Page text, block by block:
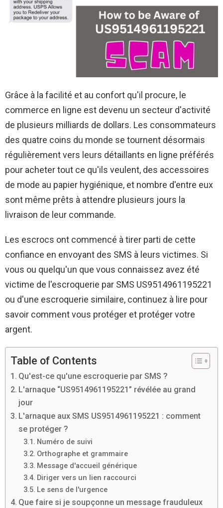
Grâce à la facilité et au confort qu'il procure, le
commerce en ligne est devenu un secteur d'activité
de plusieurs milliards de dollars. Les consommateurs
des quatre coins du monde se tournent désormais
régulièrement vers leurs détaillants en ligne préférés
pour acheter tout ce qu'ils veulent, des accessoires
de mode au papier hygiénique, et nombre d'entre eux
sont même prêts à attendre plusieurs jours la
livraison de leur commande.
Les escrocs ont commencé à tirer parti de cette
confiance en envoyant des SMS à leurs victimes. Si
vous ou quelqu'un que vous connaissez avez été
victime de l'escroquerie par SMS US9514961195221
ou d'une escroquerie similaire, continuez à lire pour
savoir comment vous protéger et protéger votre
argent.
Table of Contents
Qu'est-ce qu'une escroquerie par SMS ?
L'arnaque “US9514961195221” révélée au grand
jour
L'arnaque aux SMS US9514961195221 : comment
se protéger ?
Numéro de suivi
Orthographe et grammaire
Message d'accueil générique
Diriger vers un lien raccourci
Le sens de l'urgence
Que faire si je soupçonne un message frauduleux